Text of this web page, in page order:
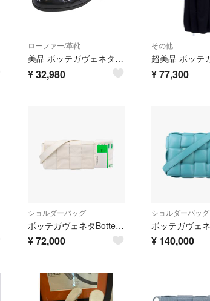
ローファー/革靴
美品 ボッテガヴェネタ BOTTEGA VENETA ローファー モカシン ゴールド金具 シューズ 靴 レディース 36.5(23.5cm) 黒
¥32,980
その他
¥77,300
ショルダーバッグ
ボッテガヴェネタBottega Venetaパデッド カセットパデッド カセット ホワイト ラムスキン ICチップ
¥72,000
ショルダーバッグ
¥ 140,000